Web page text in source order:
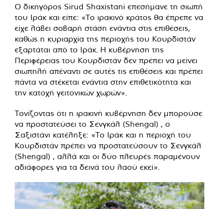
Ο δικηγόρος Sirud Shaxistani επεσήμανε τη σιωπή
του Ιράκ και είπε: «Το ιρακινό κράτος θα έπρεπε να
είχε λάβει σοβαρή στάση ενάντια στις επιθέσεις,
καθώς η κυριαρχία της περιοχής του Κουρδιστάν
εξαρτάται από το Ιράκ. Η κυβέρνηση της
Περιφέρειας του Κουρδιστάν δεν πρέπει να μείνει
σιωπηλή απέναντι σε αυτές τις επιθέσεις και πρέπει
πάντα να στέκεται ενάντια στην επιθετικότητα και
την κατοχή γειτονικών χωρών».
Τονίζοντας ότι η ιρακινή κυβέρνηση δεν μπορούσε
να προστατεύσει το Σενγκάλ (Shengal) , ο
Σαξιστάνι κατέληξε: «Το Ιράκ και η περιοχή του
Κουρδιστάν πρέπει να προστατεύσουν το Σενγκάλ
(Shengal) , αλλά και οι δύο πλευρές παραμένουν
αδιάφορες για τα δεινά του λαού εκεί».